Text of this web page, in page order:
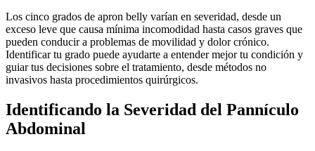
Los cinco grados de apron belly varían en severidad, desde un
exceso leve que causa mínima incomodidad hasta casos graves que
pueden conducir a problemas de movilidad y dolor crónico.
Identificar tu grado puede ayudarte a entender mejor tu condición y
guiar tus decisiones sobre el tratamiento, desde métodos no
invasivos hasta procedimientos quirúrgicos.
Identificando la Severidad del Pannículo
Abdominal